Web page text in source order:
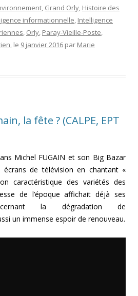
, Grand Orly, Histoire des
informationnelle, Intelligence
, Orly, Paray-Vieille-Poste,
, le 9 janvier 2016 par Marie
la fête ? (CALPE, EPT
Michel FUGAIN et son Big Bazar
de télévision en chantant «
caractéristique des variétés des
de l’époque affichait déjà ses
la dégradation de
un immense espoir de renouveau.